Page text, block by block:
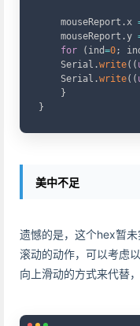
    mouseReport
.x
    mouseReport
.y
for
( ind=0;
    Serial
.write( (
    Serial
.write( (
}
}
美中不足
遗憾的是，这个hex暂
滚动的动作，可以考虑
向上滑动的方式来代替